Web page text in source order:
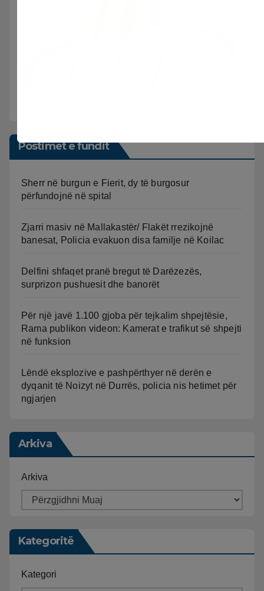
Postimet e fundit
Sherr në burgun e Fierit, dy të burgosur
përfundojnë në spital
Zjarri masiv në Mallakastër/ Flakët rrezikojnë
banesat, Policia evakuon disa familje në Koilac
Delfini shfaqet pranë bregut të Darëzezës,
surprizon pushuesit dhe banorët
Për një javë 1.100 gjoba për tejkalim shpejtësie,
Rama publikon videon: Kamerat e trafikut së shpejti
në funksion
Lëndë eksplozive e pashpërthyer në derën e
dyqanit të Noizyt në Durrës, policia nis hetimet për
ngjarjen
Arkiva
Arkiva
Kategoritë
Kategori